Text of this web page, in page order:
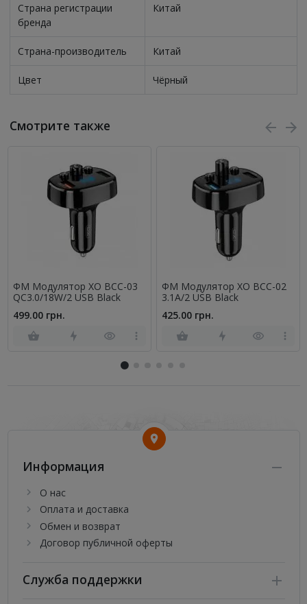
Страна регистрации
бренда
Китай
Страна-производитель Китай
Цвет Чёрный
Смотрите также
ФМ Модулятор XO BCC-03
QC3.0/18W/2 USB Black
499.00 грн.
ФМ Модулятор XO BCC-02
3.1A/2 USB Black
425.00 грн.
Информация
О нас
Оплата и доставка
Обмен и возврат
Договор публичной оферты
Служба поддержки